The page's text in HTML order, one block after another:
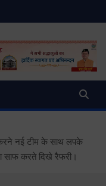
नई टीम के साथ लपके
साफ करते दिखे रैफरी।